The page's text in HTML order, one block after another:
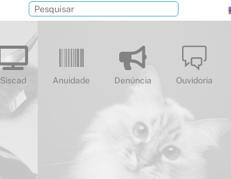
Siscad Anuidade Denúncia Ouvidoria